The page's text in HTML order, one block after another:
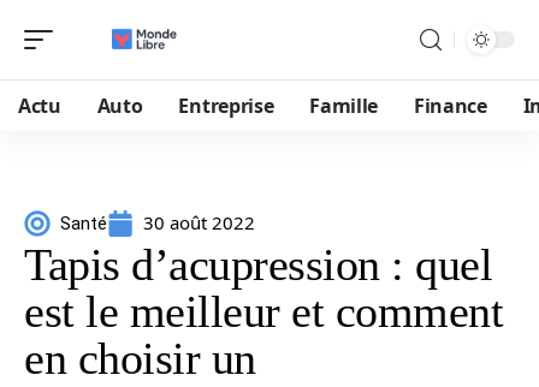
Actu Auto Entreprise Famille Finance
Santé 30 août 2022
Tapis d’acupression : quel
est le meilleur et comment
en choisir un